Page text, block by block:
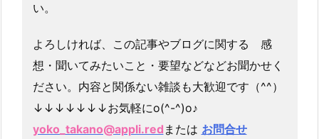
い。
よろしければ、この記事やブログに関する 感
想・聞いてみたいこと・要望などなどお聞かせく
ださい。内容と関係ない雑談も大歓迎です（^^）
↓↓↓↓↓↓↓お気軽にo(^-^)o♪
yoko_takano@appli.red または お問合せ